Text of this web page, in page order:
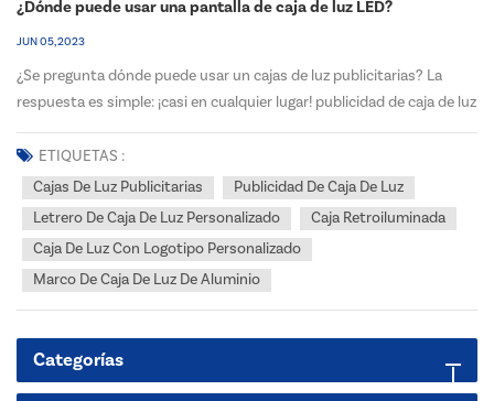
¿Dónde puede usar una pantalla de caja de luz LED?
JUN 05, 2023
¿Se pregunta dónde puede usar un cajas de luz publicitarias? La
respuesta es simple: ¡casi en cualquier lugar! publicidad de caja de luz
son una excelente manera de alternar entre exhibiciones de
productos fuera o dentro de un negocio para ayudar con las
promociones. Además, las cajas de luz se pue...
ETIQUETAS :
Cajas De Luz Publicitarias
Publicidad De Caja De Luz
Letrero De Caja De Luz Personalizado
Caja Retroiluminada
Caja De Luz Con Logotipo Personalizado
Marco De Caja De Luz De Aluminio
Categorías